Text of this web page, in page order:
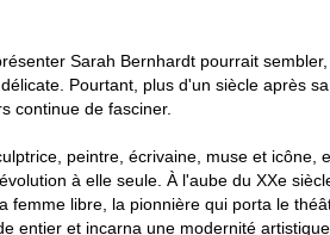
Sarah Bernhardt pourrait
Pourtant, plus d'un siècle après sa
continue de fasciner.
peintre, écrivaine, muse et icône,
à elle seule. À l'aube du XXe
femme libre, la pionnière qui porta le
entier et incarna une modernité